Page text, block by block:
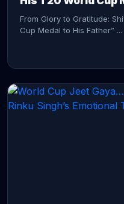
From Glory to Gratitude:
Cup Medal to His Father” ...